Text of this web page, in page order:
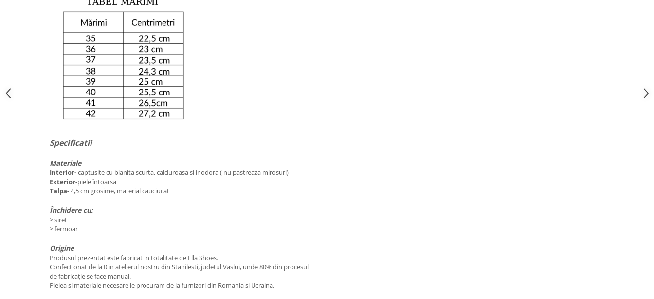
Specificatii
Materiale
Interior-captusite cu blanita scurta, calduroasa si inodora ( nu pastreaza mirosuri)
Exterior-piele întoarsa
Talpa-4,5 cm grosime, material cauciucat
Închidere cu:
>siret
> fermoar
Origine
Produsul prezentat este fabricat in totalitate de Ella Shoes.
Confecționat de la 0 in atelierul nostru din Stanilesti, judetul Vaslui, unde 80% din procesul
de fabricație se face manual.
Pielea si materiale necesare le procuram de la furnizori din Romania si Ucraina.